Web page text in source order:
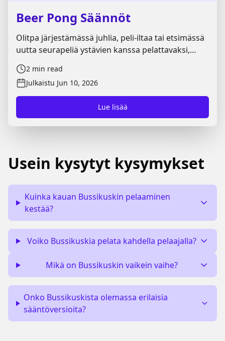
Beer Pong Säännöt
Olitpa järjestämässä juhlia, peli-iltaa tai etsimässä
uutta seurapeliä ystävien kanssa pelattavaksi,
Beer Pong on yksi tunnetuimmista vaihtoehdoista.
Playiron oppaasta löydät tärkeimmät Beer Pong
säännöt, pelin kulun sekä hyödylliset vinkit
onnistuneeseen peliin.
2 min read
Julkaistu Jun 10, 2026
Lue lisää
Usein kysytyt kysymykset
Kuinka kauan Bussikuskin pelaaminen
kestää?
Voiko Bussikuskia pelata kahdella pelaajalla?
Mikä on Bussikuskin vaikein vaihe?
Onko Bussikuskista olemassa erilaisia
sääntöversioita?